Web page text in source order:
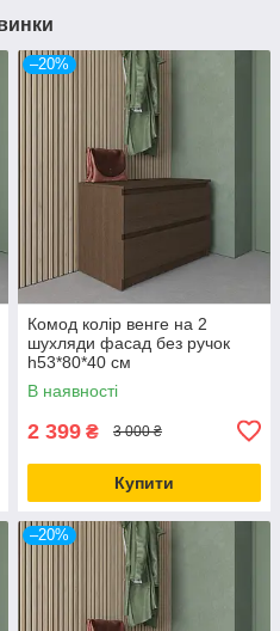
–20%
Комод колір венге на 2
шухляди фасад без ручок
h53*80*40 см
В наявності
2 399 ₴ 3 000 ₴
Купити
–20%